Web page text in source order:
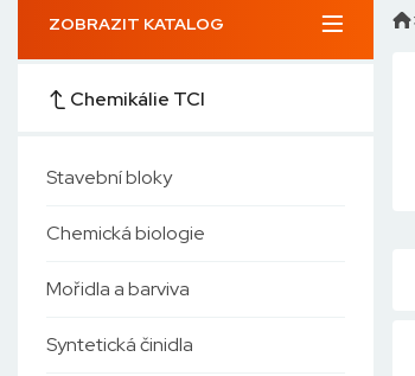
ZOBRAZIT KATALOG
Chemikálie TCI
Stavební bloky
Chemická biologie
Mořidla a barviva
Syntetická činidla